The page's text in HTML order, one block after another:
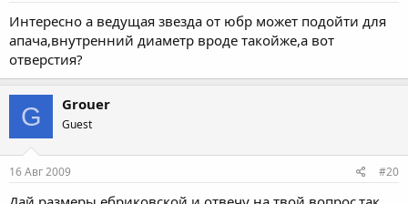
Интересно а ведущая звезда от юбр может подойти для
апача,внутренний диаметр вроде такойже,а вот
отверстия?
G Grouer
Guest
16 Авг 2009 #20